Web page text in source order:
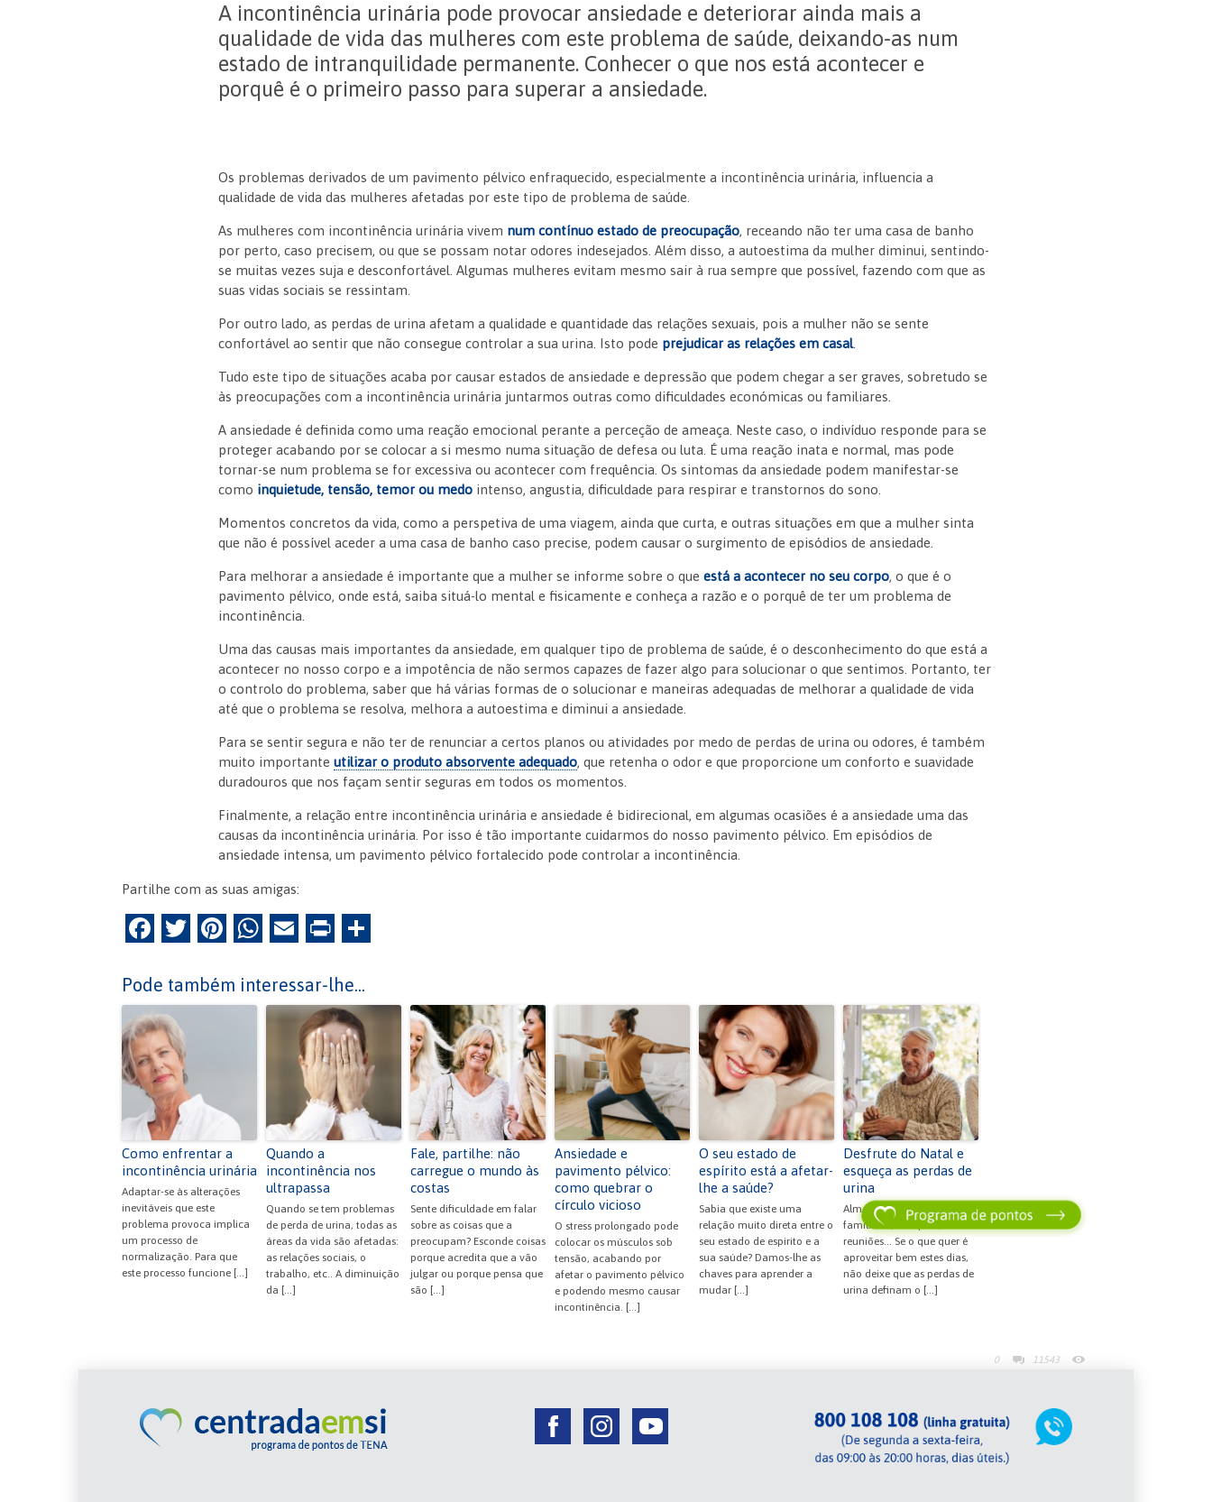
0 11543
A incontinência urinária pode provocar ansiedade e deteriorar ainda mais a
qualidade de vida das mulheres com este problema de saúde, deixando-as num
estado de intranquilidade permanente. Conhecer o que nos está acontecer e
porquê é o primeiro passo para superar a ansiedade.
Os problemas derivados de um pavimento pélvico enfraquecido, especialmente a incontinência urinária, influencia a
qualidade de vida das mulheres afetadas por este tipo de problema de saúde.
As mulheres com incontinência urinária vivem num contínuo estado de preocupação, receando não ter uma casa de banho
por perto, caso precisem, ou que se possam notar odores indesejados. Além disso, a autoestima da mulher diminui, sentindo-
se muitas vezes suja e desconfortável. Algumas mulheres evitam mesmo sair à rua sempre que possível, fazendo com que as
suas vidas sociais se ressintam.
Por outro lado, as perdas de urina afetam a qualidade e quantidade das relações sexuais, pois a mulher não se sente
confortável ao sentir que não consegue controlar a sua urina. Isto pode prejudicar as relações em casal.
Tudo este tipo de situações acaba por causar estados de ansiedade e depressão que podem chegar a ser graves, sobretudo se
às preocupações com a incontinência urinária juntarmos outras como dificuldades económicas ou familiares.
A ansiedade é definida como uma reação emocional perante a perceção de ameaça. Neste caso, o indivíduo responde para se
proteger acabando por se colocar a si mesmo numa situação de defesa ou luta. É uma reação inata e normal, mas pode
tornar-se num problema se for excessiva ou acontecer com frequência. Os sintomas da ansiedade podem manifestar-se
como inquietude, tensão, temor ou medo intenso, angustia, dificuldade para respirar e transtornos do sono.
Momentos concretos da vida, como a perspetiva de uma viagem, ainda que curta, e outras situações em que a mulher sinta
que não é possível aceder a uma casa de banho caso precise, podem causar o surgimento de episódios de ansiedade.
Para melhorar a ansiedade é importante que a mulher se informe sobre o queestá a acontecer no seu corpo, o que é o
pavimento pélvico, onde está, saiba situá-lo mental e fisicamente e conheça a razão e o porquê de ter um problema de
incontinência.
Uma das causas mais importantes da ansiedade, em qualquer tipo de problema de saúde, é o desconhecimento do que está a
acontecer no nosso corpo e a impotência de não sermos capazes de fazer algo para solucionar o que sentimos. Portanto, ter
o controlo do problema, saber que há várias formas de o solucionar e maneiras adequadas de melhorar a qualidade de vida
até que o problema se resolva, melhora a autoestima e diminui a ansiedade.
Para se sentir segura e não ter de renunciar a certos planos ou atividades por medo de perdas de urina ou odores, é também
muito importanteutilizar o produto absorvente adequado, que retenha o odor e que proporcione um conforto e suavidade
duradouros que nos façam sentir seguras em todos os momentos.
Finalmente, a relação entre incontinência urinária e ansiedade é bidirecional, em algumas ocasiões é a ansiedade uma das
causas da incontinência urinária. Por isso é tão importante cuidarmos do nosso pavimento pélvico. Em episódios de
ansiedade intensa, um pavimento pélvico fortalecido pode controlar a incontinência.
Partilhe com as suas amigas:
F
c
e
b
o
o
k
T
itt
er
Pi
er
es
W
at
s
E
ai
l
Pr
tF
ri
e
n
dl
y
h
Pode também interessar-lhe...
Como enfrentar a
incontinência urinária
Adaptar-se às alterações
inevitáveis que este
problema provoca implica
um processo de
normalização. Para que
este processo funcione […]
Quando a
incontinência nos
ultrapassa
Quando se tem problemas
de perda de urina, todas as
áreas da vida são afetadas:
as relações sociais, o
trabalho, etc.. A diminuição
da […]
Fale, partilhe: não
carregue o mundo às
costas
Sente dificuldade em falar
sobre as coisas que a
preocupam? Esconde coisas
porque acredita que a vão
julgar ou porque pensa que
são […]
Ansiedade e
pavimento pélvico:
como quebrar o
círculo vicioso
O stress prolongado pode
colocar os músculos sob
tensão, acabando por
afetar o pavimento pélvico
e podendo mesmo causar
incontinência. […]
O seu estado de
espírito está a afetar-
lhe a saúde?
Sabia que existe uma
relação muito direta entre o
seu estado de espirito e a
sua saúde? Damos-lhe as
chaves para aprender a
mudar […]
Desfrute do Natal e
esqueça as perdas de
urina
Almoços e jantares
familiares, compras,
reuniões... Se o que quer é
aproveitar bem estes dias,
não deixe que as perdas de
urina definam o […]